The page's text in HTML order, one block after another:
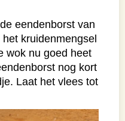
eendenborst van
kruidenmengsel
wok nu goed heet
nog kort
Laat het vlees tot